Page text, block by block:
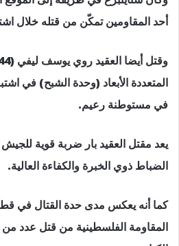
أحد المقاومين تمكّن من قتله خلال
المتعددة الأبعاد (وحدة الشبح) في
في مستوطنة رعيم.
يعد مقتل العقيد بار ضربة قوية للجيش
الضباط ذوي الخبرة والكفاءة العالية.
كما أنه يعكس مدى حدة القتال في
المقاومة الفلسطينية من قتل عدد من